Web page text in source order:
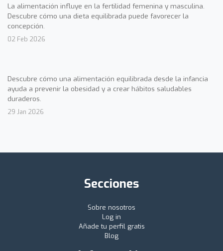
La alimentación influye en la fertilidad femenina y masculina.
Descubre cómo una dieta equilibrada puede favorecer la
concepción.
02 Feb 2026
Descubre cómo una alimentación equilibrada desde la infancia
ayuda a prevenir la obesidad y a crear hábitos saludables
duraderos.
29 Jan 2026
Secciones
Sobre nosotros
Log in
Añade tu perfil gratis
Blog